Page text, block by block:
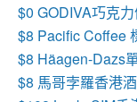
$0 GODIVA巧克
$8 Pacific Coffee
$8 Häagen-Dazs
$8 馬哥孛羅香港